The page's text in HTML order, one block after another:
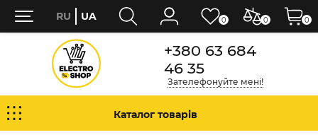
+380 63 684
46 35
Зателефонуйте мені!
Каталог товарів
0 0
RU UA 0